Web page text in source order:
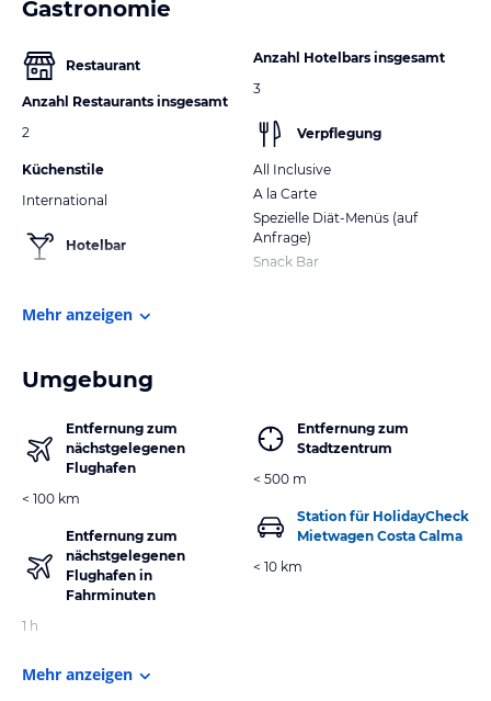
Gastronomie
Restaurant
Anzahl Restaurants insgesamt
2
Küchenstile
International
Hotelbar
Anzahl Hotelbars insgesamt
3
Verpflegung
All Inclusive
A la Carte
Spezielle Diät-Menüs (auf
Anfrage)
Snack Bar
Mehr anzeigen
Umgebung
Entfernung zum
nächstgelegenen
Flughafen
< 100 km
Entfernung zum
nächstgelegenen
Flughafen in
Fahrminuten
1 h
Entfernung zum
Stadtzentrum
< 500 m
Station für HolidayCheck
Mietwagen Costa Calma
< 10 km
Mehr anzeigen